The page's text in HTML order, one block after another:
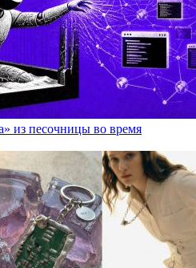
из песочницы во время